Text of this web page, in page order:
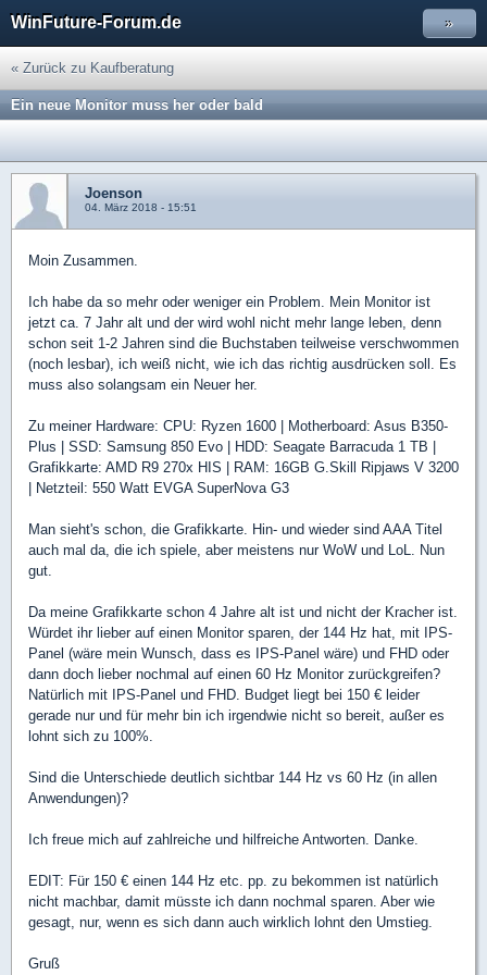
WinFuture-Forum.de »
« Zurück zu Kaufberatung
Ein neue Monitor muss her oder bald
Joenson
04. März 2018 - 15:51
Moin Zusammen.
Ich habe da so mehr oder weniger ein Problem. Mein Monitor ist
jetzt ca. 7 Jahr alt und der wird wohl nicht mehr lange leben, denn
schon seit 1-2 Jahren sind die Buchstaben teilweise verschwommen
(noch lesbar), ich weiß nicht, wie ich das richtig ausdrücken soll. Es
muss also solangsam ein Neuer her.
Zu meiner Hardware: CPU: Ryzen 1600 | Motherboard: Asus B350-
Plus | SSD: Samsung 850 Evo | HDD: Seagate Barracuda 1 TB |
Grafikkarte: AMD R9 270x HIS | RAM: 16GB G.Skill Ripjaws V 3200
| Netzteil: 550 Watt EVGA SuperNova G3
Man sieht's schon, die Grafikkarte. Hin- und wieder sind AAA Titel
auch mal da, die ich spiele, aber meistens nur WoW und LoL. Nun
gut.
Da meine Grafikkarte schon 4 Jahre alt ist und nicht der Kracher ist.
Würdet ihr lieber auf einen Monitor sparen, der 144 Hz hat, mit IPS-
Panel (wäre mein Wunsch, dass es IPS-Panel wäre) und FHD oder
dann doch lieber nochmal auf einen 60 Hz Monitor zurückgreifen?
Natürlich mit IPS-Panel und FHD. Budget liegt bei 150 € leider
gerade nur und für mehr bin ich irgendwie nicht so bereit, außer es
lohnt sich zu 100%.
Sind die Unterschiede deutlich sichtbar 144 Hz vs 60 Hz (in allen
Anwendungen)?
Ich freue mich auf zahlreiche und hilfreiche Antworten. Danke.
EDIT: Für 150 € einen 144 Hz etc. pp. zu bekommen ist natürlich
nicht machbar, damit müsste ich dann nochmal sparen. Aber wie
gesagt, nur, wenn es sich dann auch wirklich lohnt den Umstieg.
Gruß